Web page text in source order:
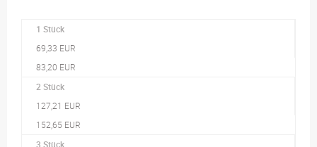
1 Stück
69,33 EUR
83,20 EUR
2 Stück
127,21 EUR
152,65 EUR
3 Stück